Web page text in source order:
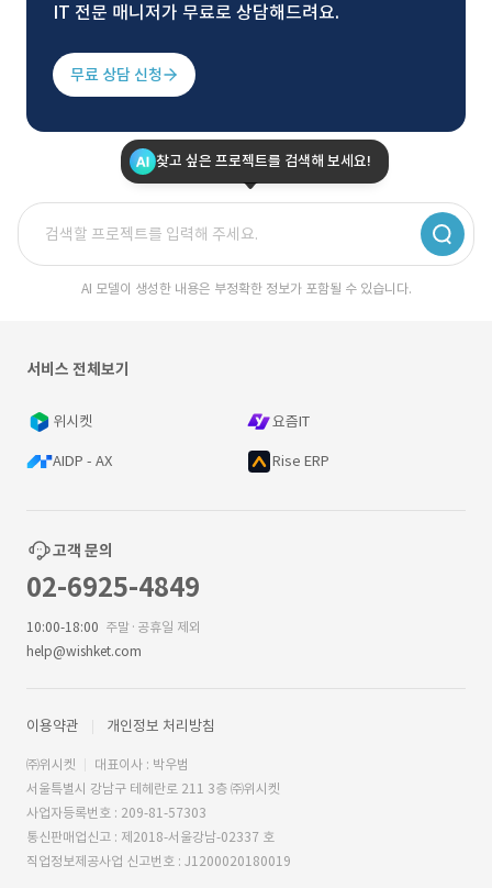
IT 전문 매니저가 무료로 상담해드려요.
무료 상담 신청
찾고 싶은 프로젝트를 검색해 보세요!
AI 모델이 생성한 내용은 부정확한 정보가 포함될 수 있습니다.
서비스 전체보기
위시켓 요즘IT
AIDP - AX Rise ERP
고객 문의
02-6925-4849
10:00-18:00 주말·공휴일 제외
help@wishket.com
이용약관 개인정보 처리방침
㈜위시켓
대표이사 : 박우범
서울특별시 강남구 테헤란로 211 3층 ㈜위시켓
사업자등록번호 : 209-81-57303
통신판매업신고 : 제2018-서울강남-02337 호
직업정보제공사업 신고번호 : J1200020180019